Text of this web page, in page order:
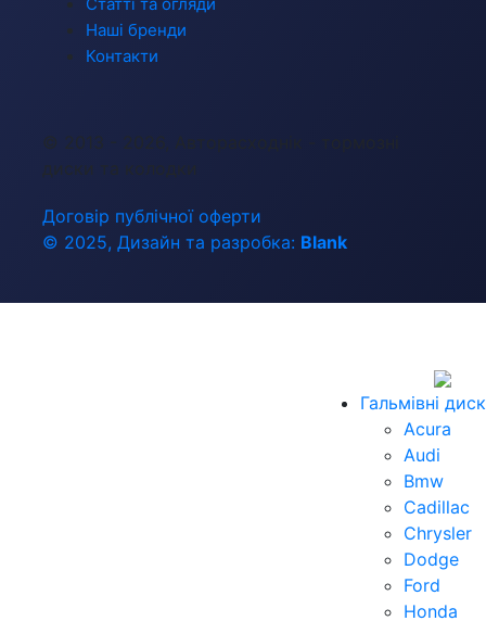
Наші бренди
Контакти
© 2013 - 2026, Авторасходнік - тормозні
диски та колодки
Договір публічної оферти
© 2025, Дизайн та разробка: Blank
Гальмівні
Acura
Audi
Bmw
Cadillac
Chrysler
Dodge
Ford
Honda